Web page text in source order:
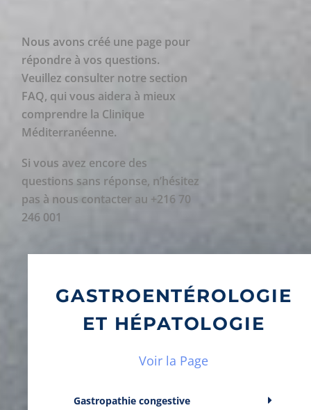
Nous avons créé une page pour
répondre à vos questions.
Veuillez consulter notre section
FAQ, qui vous aidera à mieux
comprendre la Clinique
Méditerranéenne.
Si vous avez encore des
questions sans réponse, n’hésitez
pas à nous contacter au +216 70
246 001
GASTROENTÉROLOGIE
ET HÉPATOLOGIE
Voir la Page
Gastropathie congestive